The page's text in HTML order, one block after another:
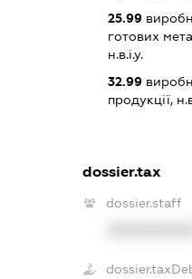
25.99
готових
н.в.і.у.
32.99
продукції,
dossier.tax
dossier.staff